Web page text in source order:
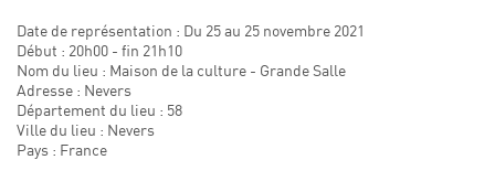
Date de représentation : Du 25 au 25 novembre 2021
Début : 20h00 - fin 21h10
Nom du lieu : Maison de la culture - Grande Salle
Adresse : Nevers
Département du lieu : 58
Ville du lieu : Nevers
Pays : France